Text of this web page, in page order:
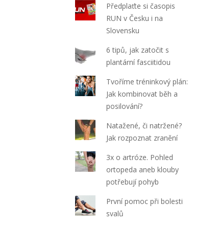
Předplaťte si časopis
RUN v Česku i na
Slovensku
6 tipů, jak zatočit s
plantární fasciitidou
Tvoříme tréninkový plán:
Jak kombinovat běh a
posilování?
Natažené, či natržené?
Jak rozpoznat zranění
3x o artróze. Pohled
ortopeda aneb klouby
potřebují pohyb
První pomoc při bolesti
svalů